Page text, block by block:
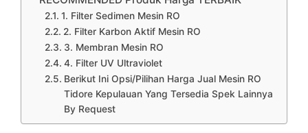
1. Filter Sedimen Mesin RO
2. Filter Karbon Aktif Mesin RO
3. Membran Mesin RO
4. Filter UV Ultraviolet
Berikut Ini Opsi/Pilihan Harga Jual Mesin RO
Tidore Kepulauan Yang Tersedia Spek Lainnya
By Request